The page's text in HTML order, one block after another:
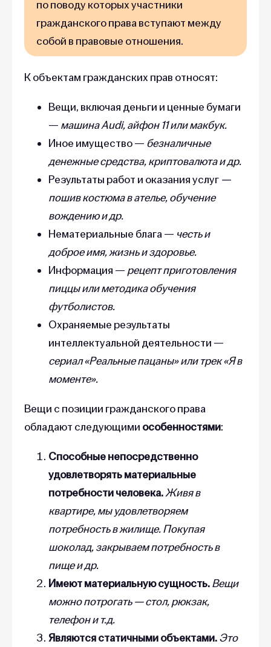
по поводу которых участники
гражданского права вступают между
собой в правовые отношения.
К объектам гражданских прав относят:
Вещи, включая деньги и ценные бумаги
— машина Audi, айфон 11 или макбук.
Иное имущество — безналичные
денежные средства, криптовалютаи др.
Результаты работ и оказания услуг —
пошив костюма в ателье, обучение
вождению и др.
Нематериальные блага — честь и
доброе имя, жизнь и здоровье.
Информация — рецепт приготовления
пиццы или методика обучения
футболистов.
Охраняемые результаты
интеллектуальной деятельности —
сериал «Реальные пацаны» или трек «Я в
моменте».
Вещи с позиции гражданского права
обладают следующими особенностями:
Способные непосредственно
удовлетворять материальные
потребности человека.Живя в
квартире, мы удовлетворяем
потребность в жилище. Покупая
шоколад, закрываем потребность в
пище и др.
Имеют материальную сущность.Вещи
можно потрогать — стол, рюкзак,
телефон и т.д.
Являются статичными объектами.Это